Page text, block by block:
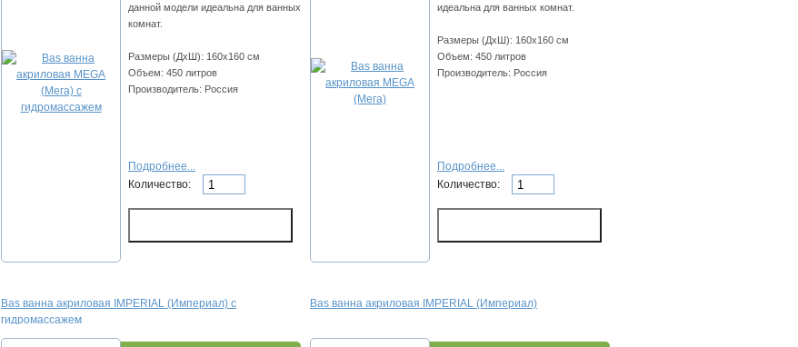
данной модели идеальна для ванных
комнат.
Размеры (ДхШ): 160х160 см
Объем: 450 литров
Производитель: Россия
Подробнее...
Количество:
идеальна для ванных комнат.
Размеры (ДхШ): 160х160 см
Объем: 450 литров
Производитель: Россия
Подробнее...
Количество:
Bas ванна акриловая IMPERIAL (Империал) с
гидромассажем
Bas ванна акриловая IMPERIAL (Империал)